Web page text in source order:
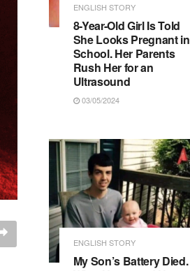
ENGLISH STORY
8-Year-Old Girl Is Told
She Looks Pregnant in
School. Her Parents
Rush Her for an
Ultrasound
03/05/2024
ENGLISH STORY
My Son’s Battery Died.